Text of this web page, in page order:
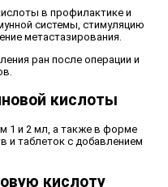
в профилактике и
системы, стимуляцию
метастазирования.
ран после операции и
кислоты
1 и 2 мл, а также в форме
и таблеток с добавлением
кислоту